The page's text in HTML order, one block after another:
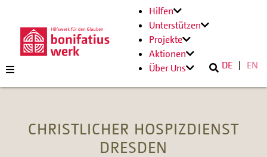
Hilfen
Unterstützen
Projekte
Aktionen
Über Uns
DE EN
CHRISTLICHER HOSPIZDIENST
DRESDEN